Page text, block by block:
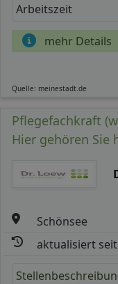
Arbeitszeit
mehr Details
Quelle: meinestadt.de
Pflegefachkraft
Hier gehören Sie
Schönsee
aktualisiert